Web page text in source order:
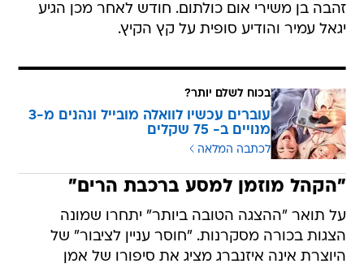
זהבה בן משירי אום כולתום. חודש לאחר מכן הגיע
יגאל עמיר והודיע סופית על קץ הקיץ.
בכוח לשלם יותר?
עוברים עכשיו לוואלה מובייל ונהנים מ-3
מנויים ב- 75 שקלים
לכתבה המלאה
"הקהל מוזמן למסע ברכבת הרים"
על תואר "ההצגה הטובה ביותר" יתחרו שמונה
הצגות בכורה מסקרנות. "חוסר עניין לציבור" של
היוצרת אינה איזנברג מציג את סיפורו של אמן